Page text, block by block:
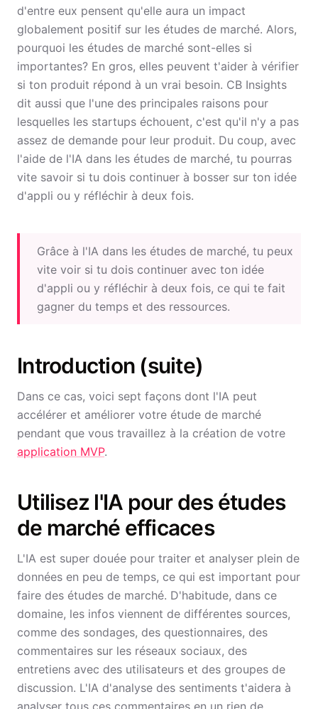
d'entre eux pensent qu'elle aura un impact
globalement positif sur les études de marché. Alors,
pourquoi les études de marché sont-elles si
importantes? En gros, elles peuvent t'aider à vérifier
si ton produit répond à un vrai besoin. CB Insights
dit aussi que l'une des principales raisons pour
lesquelles les startups échouent, c'est qu'il n'y a pas
assez de demande pour leur produit. Du coup, avec
l'aide de l'IA dans les études de marché, tu pourras
vite savoir si tu dois continuer à bosser sur ton idée
d'appli ou y réfléchir à deux fois.
Grâce à l'IA dans les études de marché, tu peux
vite voir si tu dois continuer avec ton idée
d'appli ou y réfléchir à deux fois, ce qui te fait
gagner du temps et des ressources.
Introduction (suite)
Dans ce cas, voici sept façons dont l'IA peut
accélérer et améliorer votre étude de marché
pendant que vous travaillez à la création de votre
application MVP.
Utilisez l'IA pour des études
de marché efficaces
L'IA est super douée pour traiter et analyser plein de
données en peu de temps, ce qui est important pour
faire des études de marché. D'habitude, dans ce
domaine, les infos viennent de différentes sources,
comme des sondages, des questionnaires, des
commentaires sur les réseaux sociaux, des
entretiens avec des utilisateurs et des groupes de
discussion. L'IA d'analyse des sentiments t'aidera à
analyser tous ces commentaires en un rien de